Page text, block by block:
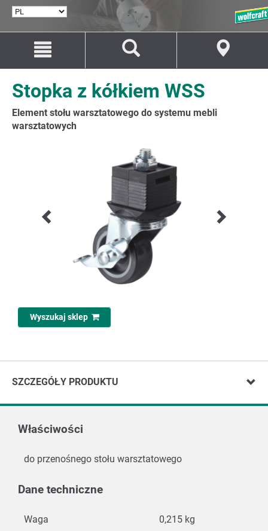
treści
Przejście
nawigacji
Stopka z kółkiem WSS
Element stołu warsztatowego do systemu mebli
warsztatowych
Wyszukaj sklep
SZCZEGÓŁY PRODUKTU
Właściwości
do przenośnego stołu warsztatowego
Dane techniczne
Waga 0,215 kg